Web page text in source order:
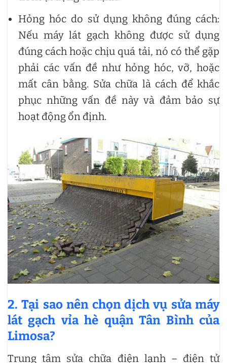
Hỏng hóc do sử dụng không đúng cách:
Nếu máy lát gạch không được sử dụng
đúng cách hoặc chịu quá tải, nó có thể gặp
phải các vấn đề như hỏng hóc, vỡ, hoặc
mất cân bằng. Sửa chữa là cách để khắc
phục những vấn đề này và đảm bảo sự
hoạt động ổn định.
2. Tại sao nên chọn dịch vụ sửa máy
lát gạch vỉa hè quận Tân Bình của
Limosa?
Trung tâm sửa chữa điện lạnh – điện tử